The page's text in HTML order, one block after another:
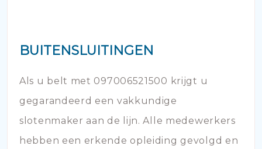
BUITENSLUITINGEN
Als u belt met 097006521500 krijgt u
gegarandeerd een vakkundige
slotenmaker aan de lijn. Alle medewerkers
hebben een erkende opleiding gevolgd en